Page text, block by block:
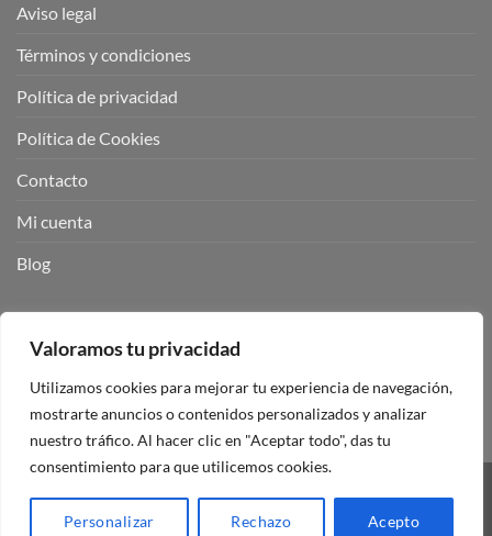
Valoramos tu privacidad
Utilizamos cookies para mejorar tu experiencia de navegación,
mostrarte anuncios o contenidos personalizados y analizar
nuestro tráfico. Al hacer clic en "Aceptar todo", das tu
consentimiento para que utilicemos cookies.
Personalizar Rechazo Acepto
Aviso legal
Términos y condiciones
Política de privacidad
Política de Cookies
Contacto
Mi cuenta
Blog
Visa PayPal Stripe MasterCard